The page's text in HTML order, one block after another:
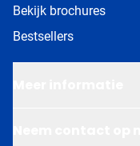
Bekijk brochures
Bestsellers